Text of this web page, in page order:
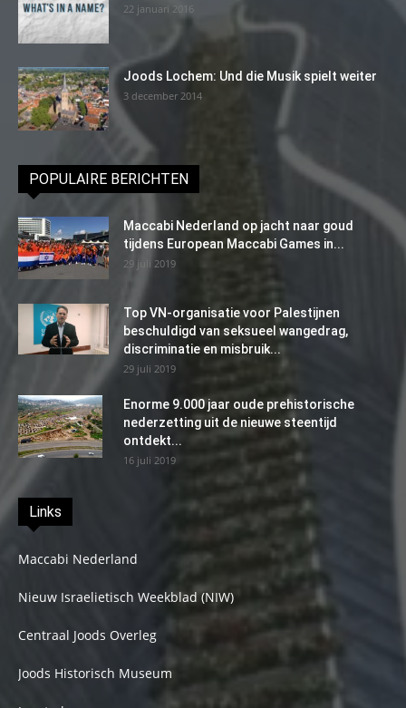
22 januari 2016
Joods Lochem: Und die Musik spielt weiter
3 december 2014
POPULAIRE BERICHTEN
Maccabi Nederland op jacht naar goud
tijdens European Maccabi Games in...
29 juli 2019
Top VN-organisatie voor Palestijnen
beschuldigd van seksueel wangedrag,
discriminatie en misbruik...
29 juli 2019
Enorme 9.000 jaar oude prehistorische
nederzetting uit de nieuwe steentijd
ontdekt...
16 juli 2019
Links
Maccabi Nederland
Nieuw Israelietisch Weekblad (NIW)
Centraal Joods Overleg
Joods Historisch Museum